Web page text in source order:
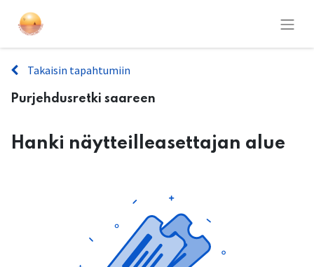
Takaisin tapahtumiin
Purjehdusretki saareen
Hanki näytteilleasettajan alue